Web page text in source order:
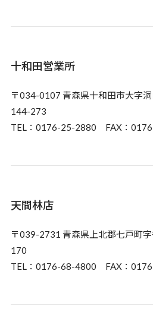
十和田営業所
〒034-0107 青森県十和田市大字
144-273
TEL：0176-25-2880 FAX：
天間林店
〒039-2731 青森県上北郡七戸町
170
TEL：0176-68-4800 FAX：